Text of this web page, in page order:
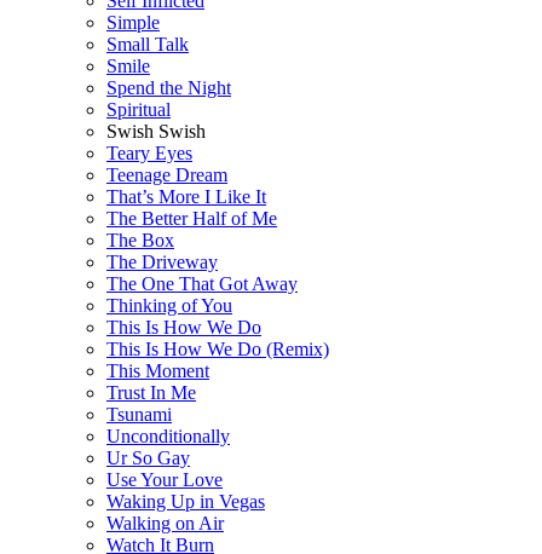
Simple
Small Talk
Smile
Spend the Night
Spiritual
Swish Swish
Teary Eyes
Teenage Dream
That’s More I Like It
The Better Half of Me
The Box
The Driveway
The One That Got Away
Thinking of You
This Is How We Do
This Is How We Do (Remix)
This Moment
Trust In Me
Tsunami
Unconditionally
Ur So Gay
Use Your Love
Waking Up in Vegas
Walking on Air
Watch It Burn